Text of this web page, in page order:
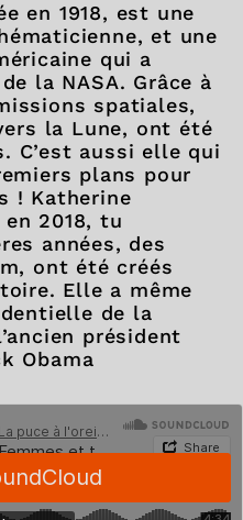
en 1918, est une
et une
qui a
la NASA. Grâce à
spatiales,
la Lune, ont été
C’est aussi elle qui
plans pour
! Katherine
2018, tu
années, des
ont été créés
Elle a même
de la
président
Obama